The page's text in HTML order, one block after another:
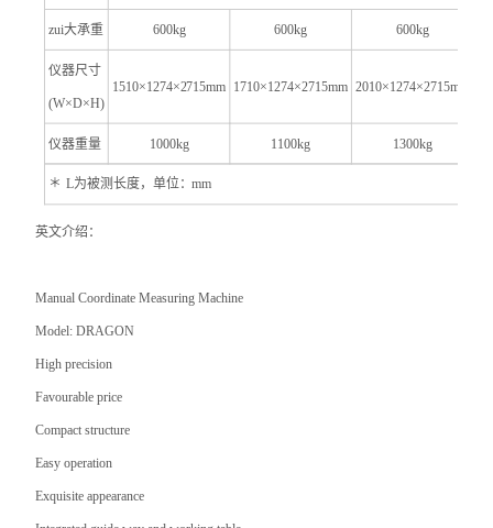
zui大承重 600kg 600kg 600kg
仪器尺寸
(W×D×H)
1510×1274×2715mm 1710×1274×2715mm 2010×1274×2715mm
仪器重量 1000kg 1100kg 1300kg
＊ L为被测长度，单位：mm
英文介绍：
Manual Coordinate Measuring Machine
Model: DRAGON
High precision
Favourable price
Compact structure
Easy operation
Exquisite appearance